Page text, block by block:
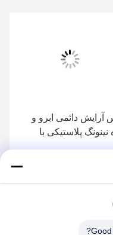
آرایش دائمی ابرو و
نینونگ پلاستیکی با
Good